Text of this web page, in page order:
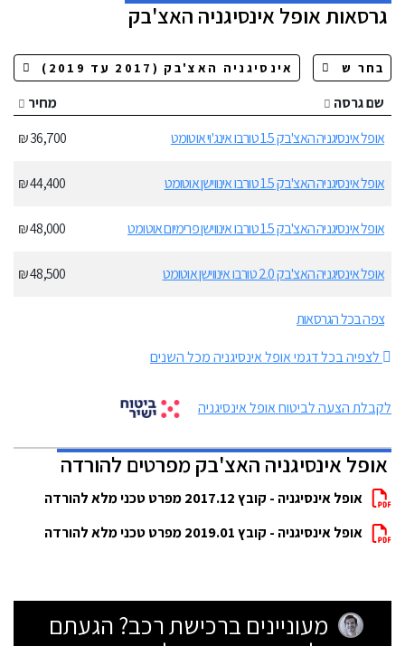
גרסאותאופל אינסיגניה האצ'בק
שם גרסה
מחיר
אופל אינסיגניה האצ'בק 1.5 טורבו אינג'וי אוטומט
36,700 ₪
אופל אינסיגניה האצ'בק 1.5 טורבו אינווישן אוטומט 44,400 ₪
אופל אינסיגניה האצ'בק 1.5 טורבו אינווישן פרימיום אוטומט 48,000 ₪
אופל אינסיגניה האצ'בק 2.0 טורבו אינווישן אוטומט 48,500 ₪
צפה בכל הגרסאות
לצפיה בכל דגמי אופל אינסיגניה מכל השנים
לקבלת הצעה לביטוח אופל אינסיגניה
אופל אינסיגניה האצ'בק מפרטים להורדה
אופל אינסיגניה - קובץ 2017.12 מפרט טכני מלא להורדה
אופל אינסיגניה - קובץ 2019.01 מפרט טכני מלא להורדה
מעוניינים ברכישת רכב? הגעתם